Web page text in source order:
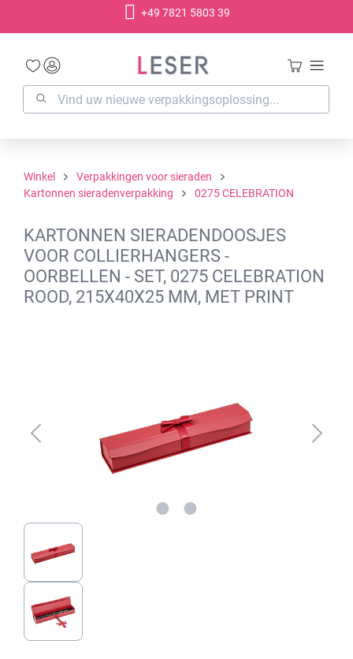
+49 7821 5803 39
Winkel
Verpakkingen voor sieraden
Kartonnen sieradenverpakking
0275 CELEBRATION
KARTONNEN SIERADENDOOSJES
VOOR COLLIERHANGERS -
OORBELLEN - SET, 0275 CELEBRATION
ROOD, 215X40X25 MM, MET PRINT